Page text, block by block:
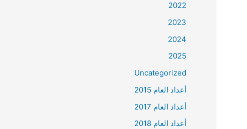
2022
2023
2024
2025
Uncategorized
أعداد العام 2015
أعداد العام 2017
أعداد العام 2018